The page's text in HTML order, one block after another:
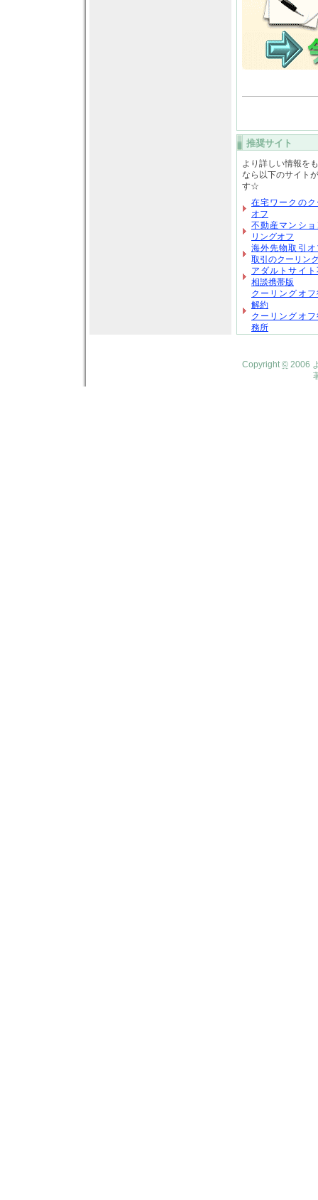
推奨サイト
より詳しい情報を
なら以下のサイト
す☆
在宅ワークの
オフ
不動産マンシ
リングオフ
海外先物取引
取引のクーリン
アダルトサイ
相談携帯版
クーリングオ
解約
クーリングオ
務所
Copyright© 2006